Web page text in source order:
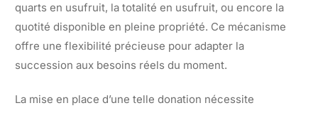
quarts en usufruit, la totalité en usufruit, ou encore la
quotité disponible en pleine propriété. Ce mécanisme
offre une flexibilité précieuse pour adapter la
succession aux besoins réels du moment.
La mise en place d’une telle donation nécessite